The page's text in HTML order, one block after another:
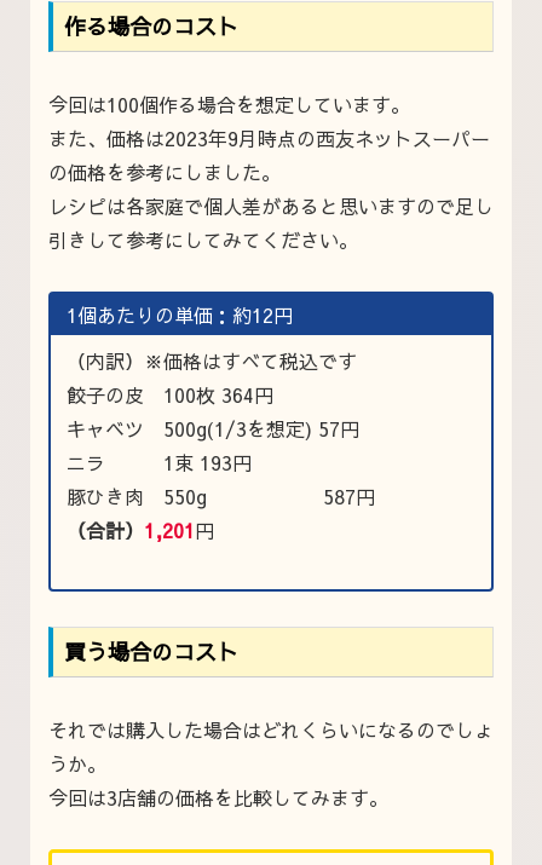
作る場合のコスト
今回は100個作る場合を想定しています。
また、価格は2023年9月時点の西友ネットスーパー
の価格を参考にしました。
レシピは各家庭で個人差があると思いますので足し
引きして参考にしてみてください。
1個あたりの単価：約12円
（内訳）※価格はすべて税込です
餃子の皮 100枚 364円
キャベツ 500g(1/3を想定) 57円
ニラ 1束 193円
豚ひき肉 550g 587円
（合計） 1,201円
買う場合のコスト
それでは購入した場合はどれくらいになるのでしょ
うか。
今回は3店舗の価格を比較してみます。